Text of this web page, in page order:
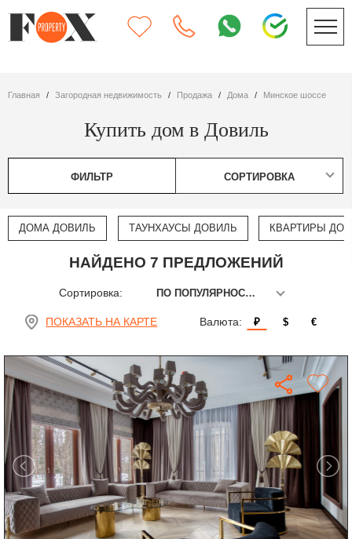
Главная Загородная недвижимость Продажа дома Минское шоссе
Купить дом в Довиль
ФИЛЬТР СОРТИРОВКА
ДОМА ДОВИЛЬ ТАУНХАУСЫ ДОВИЛЬ КВАРТИРЫ
НАЙДЕНО 7 ПРЕДЛОЖЕНИЙ
Сортировка: ПО ПОПУЛЯРНОСТИ
ПОКАЗАТЬ НА КАРТЕ Валюта: ₽ $ €